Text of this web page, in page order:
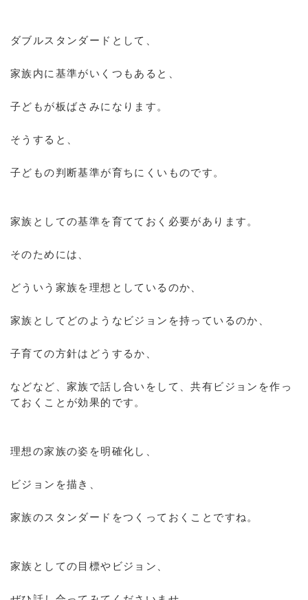
ダブルスタンダードとして、
家族内に基準がいくつもあると、
子どもが板ばさみになります。
そうすると、
子どもの判断基準が育ちにくいものです。
家族としての基準を育てておく必要があります。
そのためには、
どういう家族を理想としているのか、
家族としてどのようなビジョンを持っているのか、
子育ての方針はどうするか、
などなど、家族で話し合いをして、共有ビジョンを作っ
ておくことが効果的です。
理想の家族の姿を明確化し、
ビジョンを描き、
家族のスタンダードをつくっておくことですね。
家族としての目標やビジョン、